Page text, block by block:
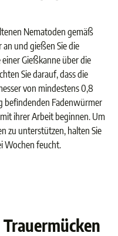
Nematoden gemäß
und gießen Sie die
Gießkanne über die
Sie darauf, dass die
von mindestens 0,8
befindenden Fadenwürmer
ihrer Arbeit beginnen. Um
zu unterstützen, halten Sie
Wochen feucht.